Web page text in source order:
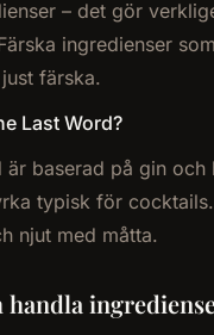
– det gör
ingredienser
färska.
Last Word?
är baserad på gin och
typisk för
njut med måtta.
handla